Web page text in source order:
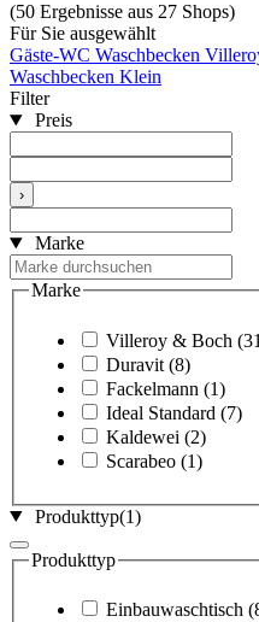
(50 Ergebnisse aus 27 Shops)
Für Sie ausgewählt
Gäste-WC Waschbecken
Waschbecken Klein
Filter
Preis
›
Marke
Marke
Villeroy & Boch
Duravit (8)
Fackelmann (1)
Ideal Standard (7)
Kaldewei (2)
Scarabeo (1)
Produkttyp(1)
Produkttyp
Einbauwaschtisch